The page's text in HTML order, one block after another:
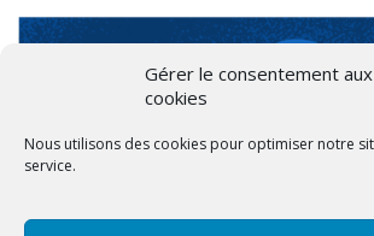
Gérer le consentement aux
cookies
Nous utilisons des cookies pour optimiser notre
service.